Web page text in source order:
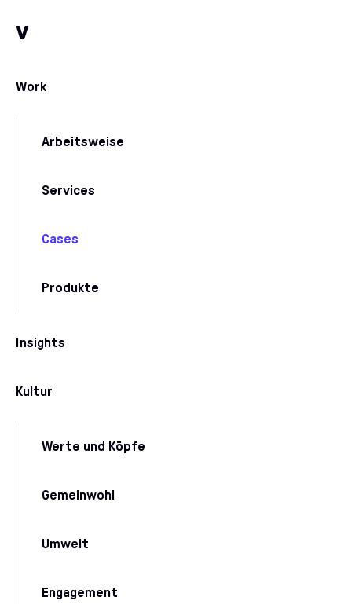
v
Work
Arbeitsweise
Services
Cases
Produkte
Insights
Kultur
Werte und Köpfe
Gemeinwohl
Umwelt
Engagement